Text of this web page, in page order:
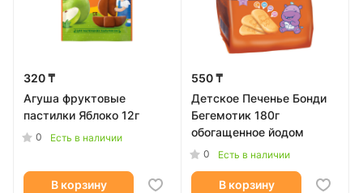
320 ₸
Агуша фруктовые
пастилки Яблоко 12г
0 Есть в наличии
В корзину
550 ₸
Детское Печенье Бонди
Бегемотик 180г
обогащенное йодом
0 Есть в наличии
В корзину